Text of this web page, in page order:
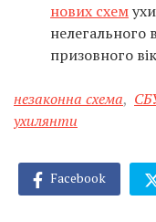
нових схем
нелегального
призовного
незаконна схема,
ухилянти
Facebook